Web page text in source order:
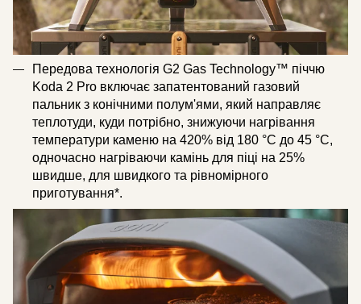
Передова технологія G2 Gas Technology™ піччю
Koda 2 Pro включає запатентований газовий
пальник з конічними полум'ями, який направляє
теплотуди, куди потрібно, знижуючи нагрівання
температури каменю на 420% від 180 °C до 45 °C,
одночасно нагріваючи камінь для піці на 25%
швидше, для швидкого та рівномірного
приготування*.